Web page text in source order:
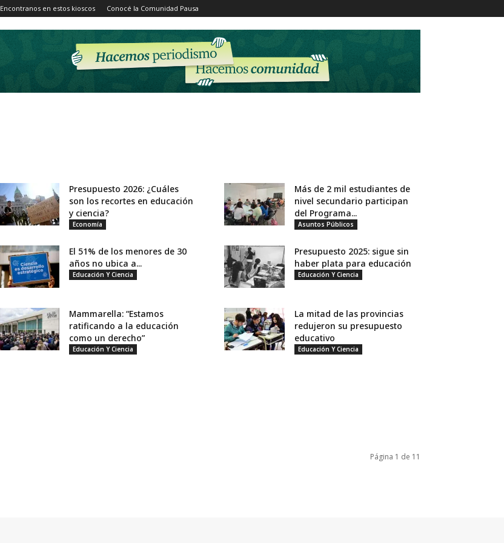
Encontranos en estos kioscos Conocé la Comunidad Pausa
Presupuesto 2026: ¿Cuáles
son los recortes en educación
y ciencia?
Economía
Más de 2 mil estudiantes de
nivel secundario participan
del Programa...
Asuntos Públicos
El 51% de los menores de 30
años no ubica a...
Educación Y Ciencia
Presupuesto 2025: sigue sin
haber plata para educación
Educación Y Ciencia
Mammarella: “Estamos
ratificando a la educación
como un derecho”
Educación Y Ciencia
La mitad de las provincias
redujeron su presupuesto
educativo
Educación Y Ciencia
Página 1 de 11